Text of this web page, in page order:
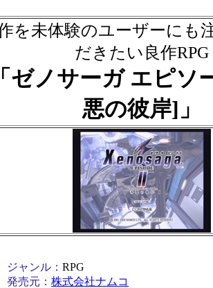
を未体験のユーザーにも
だきたい良作RPG
「ゼノサーガ エピソ
悪の彼岸]」
ジャンル： RPG
発売元： 株式会社ナムコ